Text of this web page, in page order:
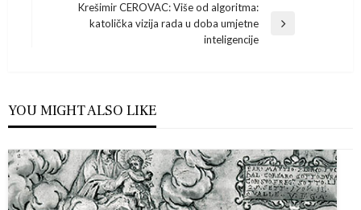
objavaKrešimir CEROVAC: Više od algoritma:
katolička vizija rada u doba umjetne
inteligencije
YOU MIGHT ALSO LIKE